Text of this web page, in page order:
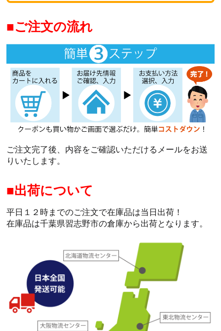
ご注文の流れ
ご注文完了後、内容をご確認いただけるメールをお送
りいたします。
出荷について
平日１２時までのご注文で在庫品は当日出荷！
在庫品は千葉県習志野市の倉庫から出荷となります。